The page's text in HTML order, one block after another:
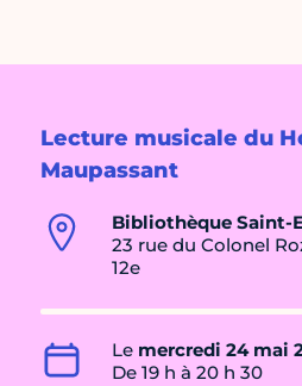
Lecture musicale du
Maupassant
Bibliothèque Saint-
23 rue du Colonel
12e
Le mercredi 24 mai
De 19 h à 20 h 30